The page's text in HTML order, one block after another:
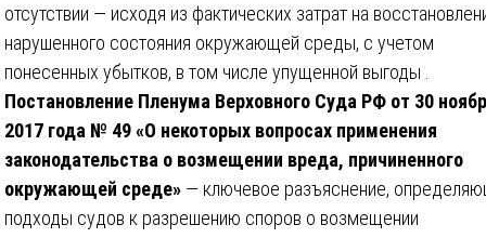
отсутствии — исходя из фактических затрат на
нарушенного состояния окружающей среды, с учетом
понесенных убытков, в том числе упущенной выгоды .
Постановление Пленума Верховного Суда РФ от 30
2017 года № 49 «О некоторых вопросах применения
законодательства о возмещении вреда, причиненного
окружающей среде» — ключевое разъяснение,
подходы судов к разрешению споров о возмещении